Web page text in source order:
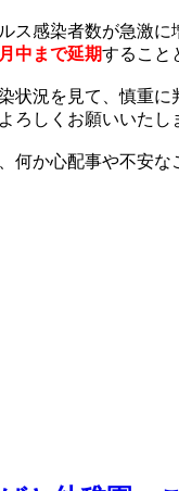
感染者数が急激に
中まで延期すること
状況を見て、慎重
ろしくお願いいたし
か心配事や不安な